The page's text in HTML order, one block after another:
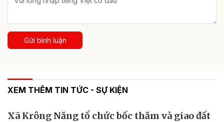
Gửi bình luận
XEM THÊM TIN TỨC - SỰ KIỆN
Xã Krông Năng tổ chức bốc thăm và giao đất